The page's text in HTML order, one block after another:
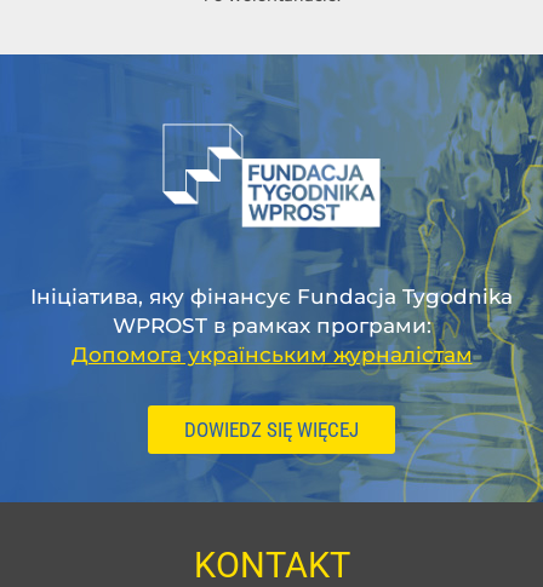
Ініціатива, яку фінансує Fundacja Tygodnika
WPROST в рамках програми:
Допомога українським журналістам
DOWIEDZ SIĘ WIĘCEJ
KONTAKT